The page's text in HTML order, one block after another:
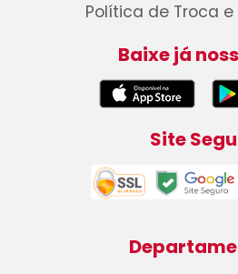
Política de Troca
Baixe já
Site